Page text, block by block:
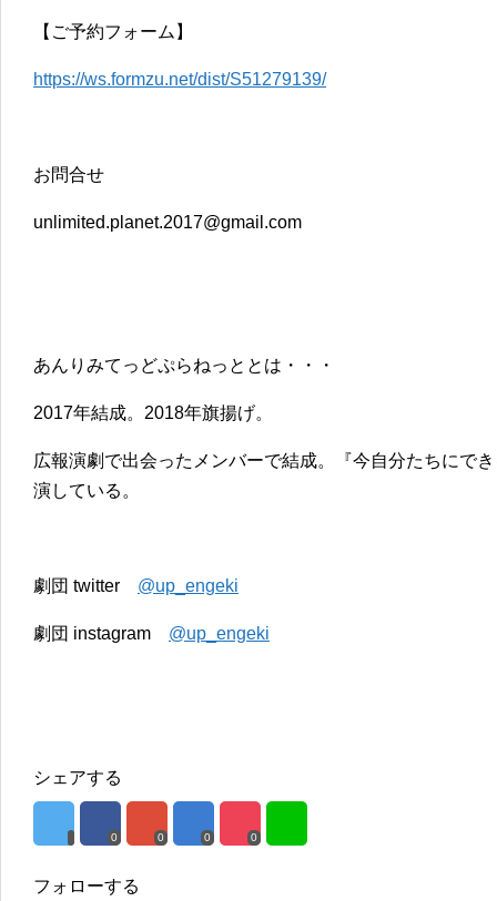
【ご予約フォーム】
https://ws.formzu.net/dist/S51279139/
お問合せ
unlimited.planet.2017@gmail.com
あんりみてっどぷらねっととは・・・
2017年結成。2018年旗揚げ。
広報演劇で出会ったメンバーで結成。『今自分たちにで
演している。
劇団 twitter @up_engeki
劇団 instagram @up_engeki
シェアする
0 0 0 0
フォローする